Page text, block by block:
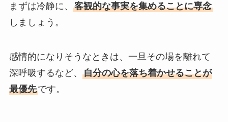
まずは冷静に、 客観的な事実を集めることに専念
しましょう。
感情的になりそうなときは、一旦その場を離れて
深呼吸するなど、 自分の心を落ち着かせることが
最優先です。